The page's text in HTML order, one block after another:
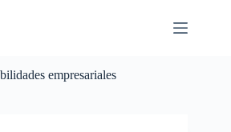
empresariales